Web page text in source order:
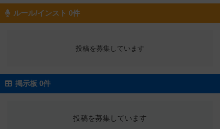
ルール/インスト 0件
投稿を募集しています
掲示板 0件
投稿を募集しています